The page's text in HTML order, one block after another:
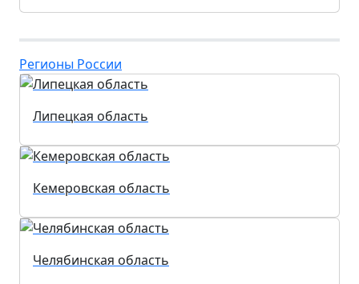
Регионы России
Липецкая область
Кемеровская область
Челябинская область